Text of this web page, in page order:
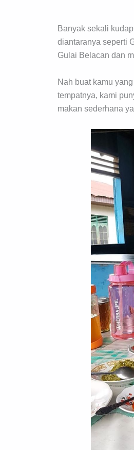
Banyak sekali
diantaranya seperti
Gulai Belacan dan
Nah buat kamu
tempatnya, kami
makan sederhana